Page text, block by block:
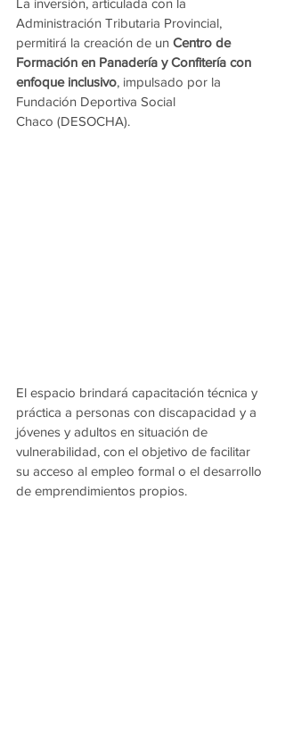
La inversión, articulada con la
Administración Tributaria Provincial,
permitirá la creación de un Centro de
Formación en Panadería y Confitería con
enfoque inclusivo, impulsado por la
Fundación Deportiva Social
Chaco (DESOCHA).
El espacio brindará capacitación técnica y
práctica a personas con discapacidad y a
jóvenes y adultos en situación de
vulnerabilidad, con el objetivo de facilitar
su acceso al empleo formal o el desarrollo
de emprendimientos propios.